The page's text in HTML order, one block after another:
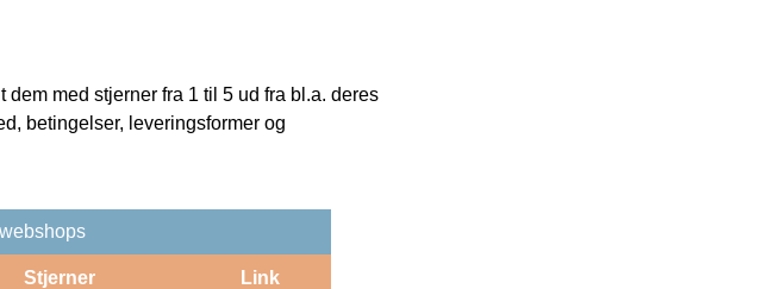
med stjerner fra 1 til 5 ud fra bl.a. deres
betingelser, leveringsformer og
Stjerner Link